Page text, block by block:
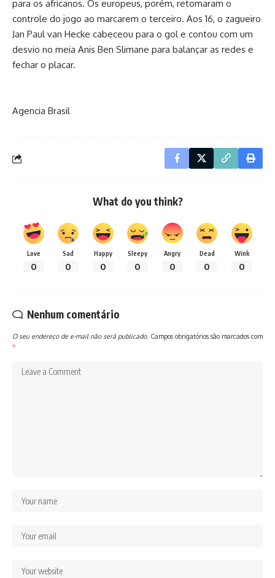
para os africanos. Os europeus, porém, retomaram o
controle do jogo ao marcarem o terceiro. Aos 16, o zagueiro
Jan Paul van Hecke cabeceou para o gol e contou com um
desvio no meia Anis Ben Slimane para balançar as redes e
fechar o placar.
Agencia Brasil
What do you think?
Love
0
Sad
0
Happy
0
Sleepy
0
Angry
0
Dead
0
Wink
0
Nenhum comentário
O seu endereço de e-mail não será publicado. Campos obrigatórios são marcados com
*